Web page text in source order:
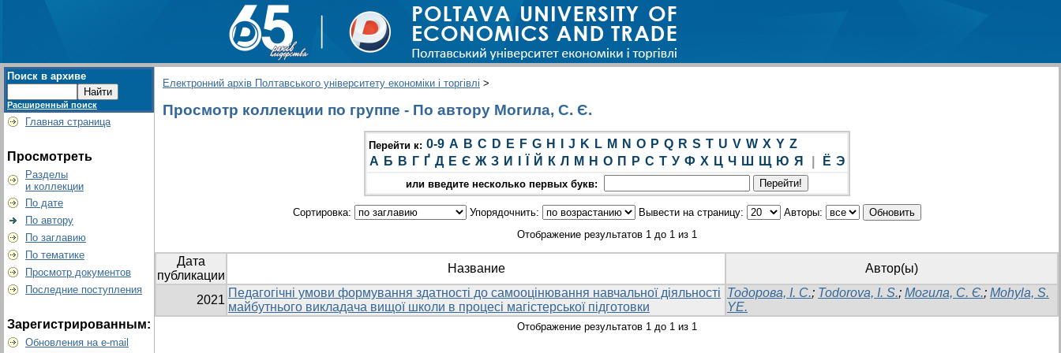
Поиск в архиве
Расширенный поиск
Главная страница
Просмотреть
Разделы
и коллекции
По дате
По автору
По заглавию
По тематике
Просмотр документов
Последние поступления
Зарегистрированным:
Обновления на e-mail
Електронний архів Полтавського університету економіки і торгівлі >
Просмотр коллекции по группе - По автору Могила, С. Є.
Перейти к: 0-9 A B C D E F G H J K L M N O P Q R S T U V W X Y Z
А Б В Г Ґ Д Е Є Ж З И Й К Л М Н О П Р С Т У Ф Х Ц Ч Ш Щ Ю Я Ё Э
или введите несколько первых букв:
Сортировка: Упорядочнить: Вывести на страницу:
Авторы:
Отображение результатов 1 до 1 из 1
Дата
публикации
Название Автор(ы)
2021
Педагогічні умови формування здатності до самооцінювання навчальної діяльності
майбутнього викладача вищої школи в процесі магістерської підготовки
Тодорова, І. С.; Todorova, I. S.; Могила, С. Є.; Mohyla, S.
YE.
Отображение результатов 1 до 1 из 1